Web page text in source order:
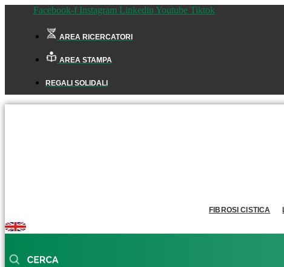
Facebook-f Instagram Linkedin Youtube Tiktok
AREA RICERCATORI
AREA STAMPA
REGALI SOLIDALI
FIBROSI CISTICA